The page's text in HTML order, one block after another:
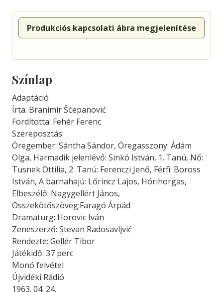
Produkciós kapcsolati ábra megjelenítése
Színlap
Adaptáció
Írta: Branimir Šćepanović
Fordította: Fehér Ferenc
Szereposztás:
Öregember: Sántha Sándor, Öregasszony: Ádám
Olga, Harmadik jelenlévő: Sinkó István, 1. Tanú, Nő:
Tusnek Ottilia, 2. Tanú: Ferenczi Jenő, Férfi: Boross
István, A barnahajú: Lőrincz Lajos, Hórihorgas,
Elbeszélő: Nagygellért János,
Összekötőszöveg:Faragó Árpád
Dramaturg: Horovic Iván
Zeneszerző: Stevan Radosavljvić
Rendezte: Gellér Tibor
Játékidő: 37 perc
Monó felvétel
Újvidéki Rádió
1963. 04. 24.